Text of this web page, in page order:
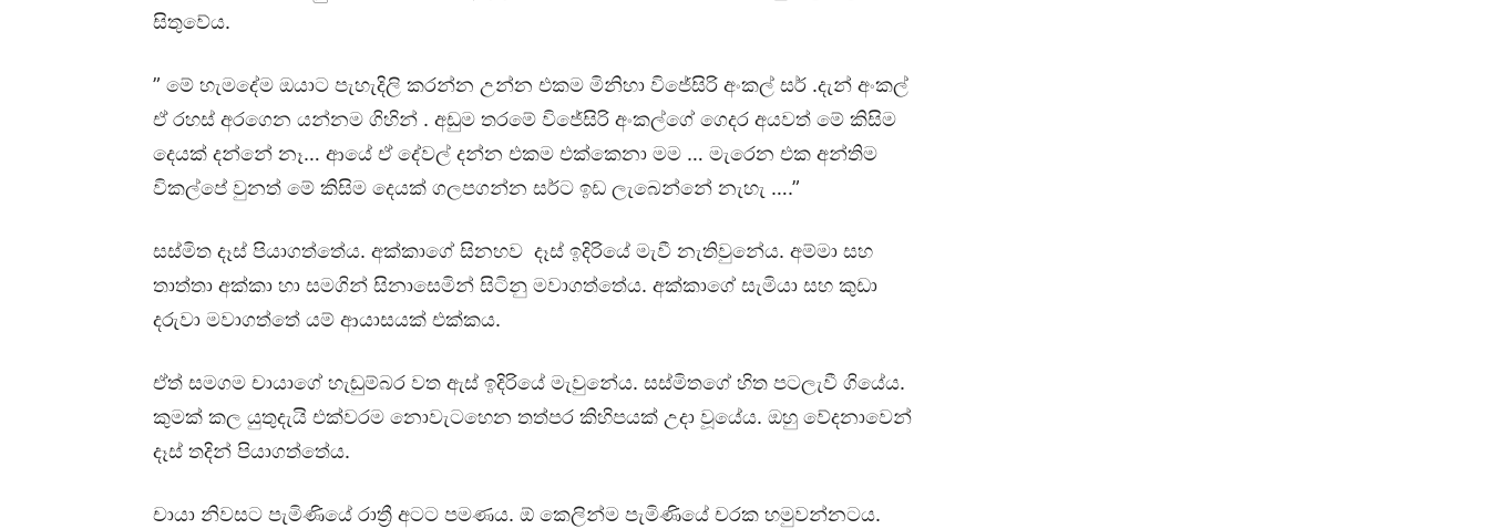
සිතුවේය.
” මේ හැමදේම ඔයාට පැහැදිලි කරන්න උන්න එකම මිනිහා විජේසිරි අංකල් සර් .දැන් අංකල්
ඒ රහස් අරගෙන යන්නම ගිහින් . අඩුම තරමේ විජේසිරි අංකල්ගේ ගෙදර අයවත් මේ කිසිම
දෙයක් දන්නේ නෑ… ආයේ ඒ දේවල් දන්න එකම එක්කෙනා මම … මැරෙන එක අන්තිම
විකල්පේ වුනත් මේ කිසිම දෙයක් ගලපගන්න සර්ට ඉඩ ලැබෙන්නේ නැහැ ….”
සස්මිත දෑස් පියාගත්තේය. අක්කාගේ සිනහව දෑස් ඉදිරියේ මැවී නැතිවුනේය. අම්මා සහ
තාත්තා අක්කා හා සමගින් සිනාසෙමින් සිටිනු මවාගත්තේය. අක්කාගේ සැමියා සහ කුඩා
දරුවා මවාගත්තේ යම් ආයාසයක් එක්කය.
ඒත් සමගම චායාගේ හැඬුම්බර වත ඇස් ඉදිරියේ මැවුනේය. සස්මිතගේ හිත පටලැවී ගියේය.
කුමක් කල යුතුදැයි එක්වරම නොවැටහෙන තත්පර කිහිපයක් උදා වූයේය. ඔහු වේදනාවෙන්
දෑස් තදින් පියාගත්තේය.
චායා නිවසට පැමිණියේ රාත්‍රී අටට පමණය. ඕ කෙලින්ම පැමිණියේ චරක හමුවන්නටය.